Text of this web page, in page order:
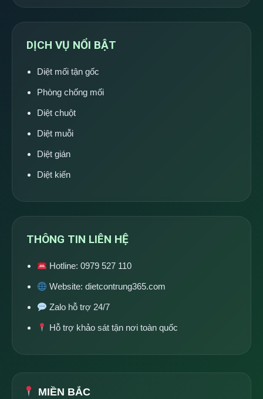
DỊCH VỤ NỔI BẬT
Diệt mối tận gốc
Phòng chống mối
Diệt chuột
Diệt muỗi
Diệt gián
Diệt kiến
THÔNG TIN LIÊN HỆ
Hotline:0979 527 110
Website:dietcontrung365.com
Zalo hỗ trợ 24/7
Hỗ trợ khảo sát tận nơi toàn quốc
MIỀN BẮC